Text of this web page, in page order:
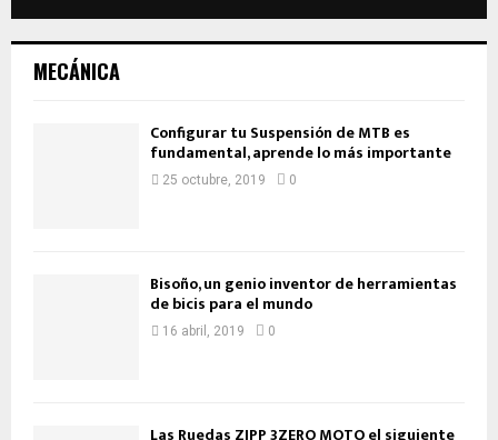
MECÁNICA
Configurar tu Suspensión de MTB es
fundamental, aprende lo más importante
25 octubre, 2019 0
Bisoño, un genio inventor de herramientas
de bicis para el mundo
16 abril, 2019 0